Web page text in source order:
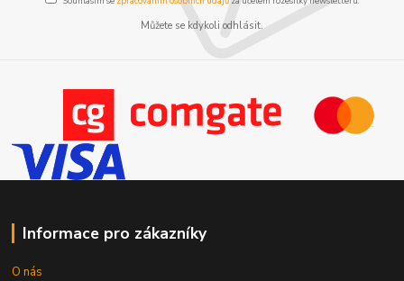
Můžete se kdykoli odhlásit.
Informace pro zákazníky
O nás